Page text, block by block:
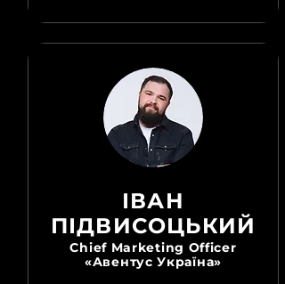
ІВАН
ПІДВИСОЦЬКИЙ
Chief Marketing Officer
«Авентус Україна»